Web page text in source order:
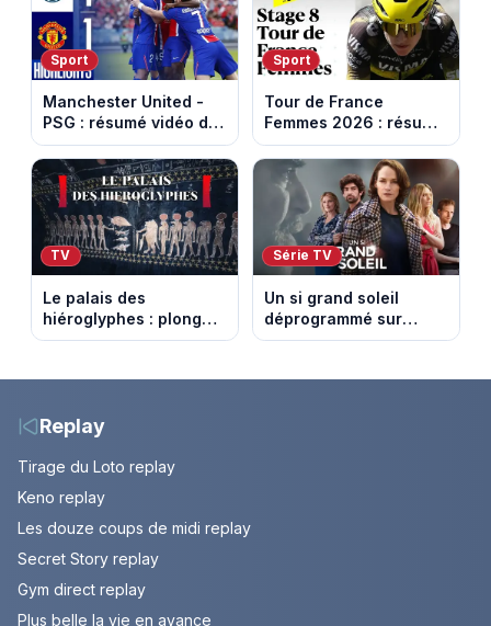
Sport
Manchester United -
PSG : résumé vidéo du
match amical du 8 août
2026
Sport
Tour de France
Femmes 2026 : résumé
vidéo de la 9e étape
entre Sisteron et Nice
TV
Le palais des
hiéroglyphes : plongez
dans la tombe
les archéologues
Série TV
Un si grand soleil
déprogrammé sur
France 3 : cinq
diffusés le 13 août
Replay
Tirage du Loto replay
Keno replay
Les douze coups de midi replay
Secret Story replay
Gym direct replay
Plus belle la vie en avance